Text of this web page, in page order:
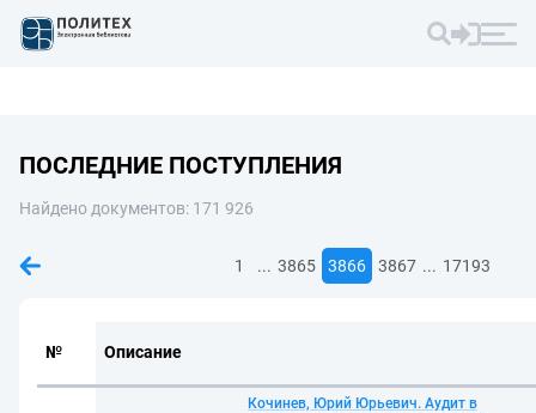
ПОСЛЕДНИЕ ПОСТУПЛЕНИЯ
Найдено документов: 171 926
1 ... 3865 3866 3867 ... 17193
№ Описание
Кочинев, Юрий Юрьевич. Аудит в